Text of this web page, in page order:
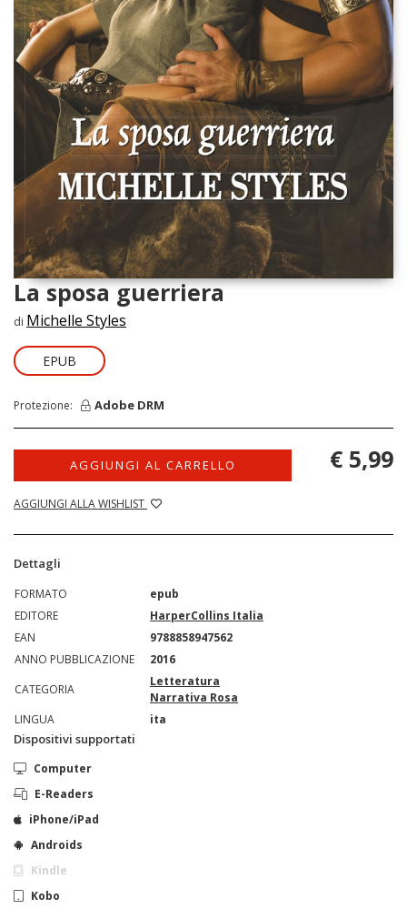
La sposa guerriera
di Michelle Styles
EPUB
Protezione: Adobe DRM
AGGIUNGI AL CARRELLO
AGGIUNGI ALLA WISHLIST
€ 5,99
Dettagli
FORMATO
epub
EDITORE
HarperCollins Italia
EAN
9788858947562
ANNO PUBBLICAZIONE
2016
CATEGORIA
Letteratura
Narrativa Rosa
LINGUA
ita
Dispositivi supportati
Computer
E-Readers
iPhone/iPad
Androids
Kindle
Kobo